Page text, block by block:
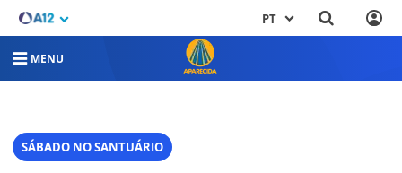
PT
MENU
SÁBADO NO SANTUÁRIO